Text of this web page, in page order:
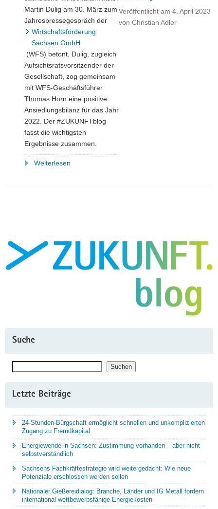
Veröffentlicht am 4. April 2023
von Christian Adler
Martin Dulig am 30. März zum
Jahrespressegespräch der
Wirtschaftsförderung
Sachsen GmbH
(WFS) betont. Dulig, zugleich
Aufsichtsratsvorsitzender der
Gesellschaft, zog gemeinsam
mit WFS-Geschäftsführer
Thomas Horn eine positive
Ansiedlungsbilanz für das Jahr
2022. Der #ZUKUNFTblog
fasst die wichtigsten
Ergebnisse zusammen.
Weiterlesen
Facility"
Suche
Suchen
Letzte Beiträge
24-Stunden-Bürgschaft ermöglicht schnellen und unkomplizierten
Zugang zu Fremdkapital
Energiewende in Sachsen: Zustimmung vorhanden – aber nicht
selbstverständlich
Sachsens Fachkräftestrategie wird weitergedacht: Wie neue
Potenziale erschlossen werden sollen
Nationaler Gießereidialog: Branche, Länder und IG Metall fordern
international wettbewerbsfähige Energiekosten